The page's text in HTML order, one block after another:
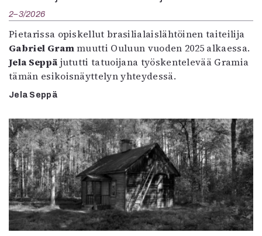
2–3/2026
Pietarissa opiskellut brasilialaislähtöinen taiteilija
Gabriel Grammuutti Ouluun vuoden 2025 alkaessa.
Jela Seppä jututti tatuoijana työskentelevää Gramia
tämän esikoisnäyttelyn yhteydessä.
Jela Seppä